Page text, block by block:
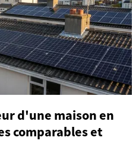
d'une maison en
comparables et